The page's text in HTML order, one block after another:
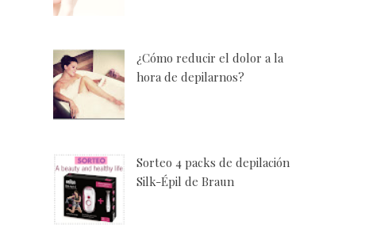
¿Cómo reducir el dolor a la
hora de depilarnos?
Sorteo 4 packs de depilación
Silk-Épil de Braun